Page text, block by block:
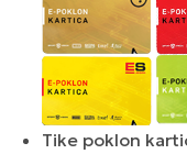
Tike poklon